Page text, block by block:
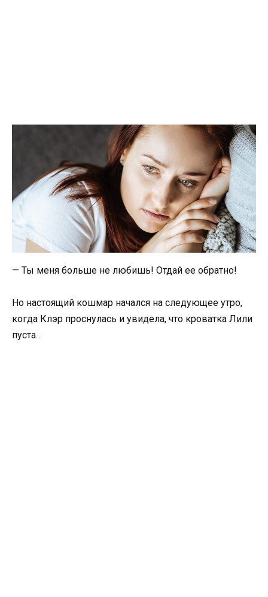
— Ты меня больше не любишь! Отдай ее обратно!
Но настоящий кошмар начался на следующее утро,
когда Клэр проснулась и увидела, что кроватка Лили
пуста…